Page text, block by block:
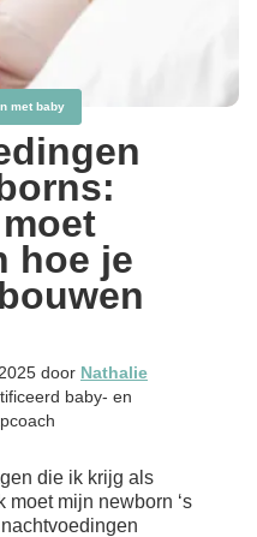
met baby
hoe je
door Nathalie
baby- en
die ik krijg als
mijn newborn ‘s